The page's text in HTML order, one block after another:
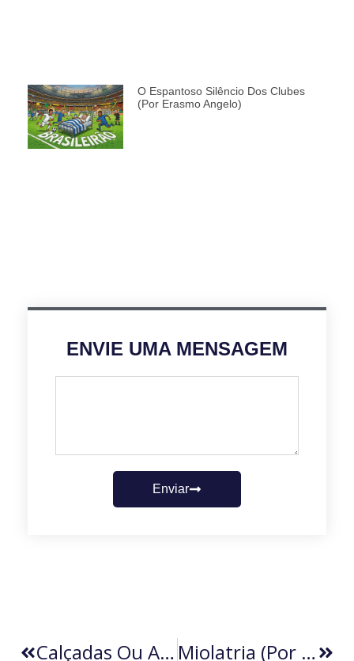
O Espantoso Silêncio Dos Clubes
(por Erasmo Angelo)
ENVIE UMA MENSAGEM
Enviar
Calçadas Ou Armadilhas? (por Leon Myssior) Miolatria (por Luis Giffoni)